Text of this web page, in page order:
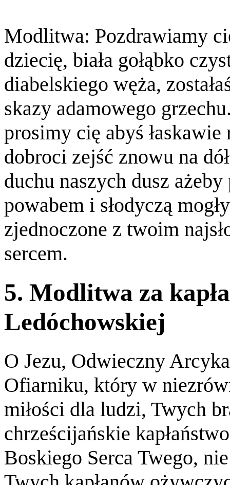
Modlitwa: Pozdrawiamy
dziecię, biała gołąbko
diabelskiego węża,
skazy adamowego
prosimy cię abyś łaskawie
dobroci zejść znowu na
duchu naszych dusz
powabem i słodyczą
zjednoczone z twoim
sercem.
5. Modlitwa za
Ledóchowskiej
O Jezu, Odwieczny
Ofiarniku, który w
miłości dla ludzi, Twych
chrześcijańskie
Boskiego Serca Twego,